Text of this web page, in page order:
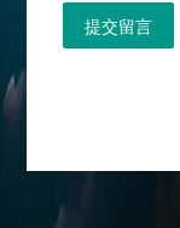
提交留言